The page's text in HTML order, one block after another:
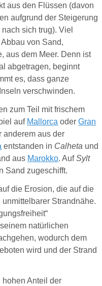
aus den Flüssen (davon
aufgrund der Steigerung
sich trug). Viel
von Sand,
aus dem Meer. Denn ist
abgetragen, beginnt
es, dass ganze
verschwinden.
zum Teil mit frischem
auf Mallorca oderGran
anderem aus der
entstanden in Calheta und
aus Marokko. AufSylt
Sand zugeschifft.
die Erosion, die auf die
Strandnähe.
natürlichen
wodurch dem
wird und der Strand
hohen Anteil der